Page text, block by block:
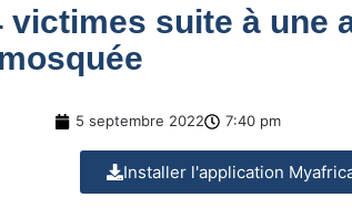
victimes suite à une
5 septembre 2022 7:40 pm
Installer l'application